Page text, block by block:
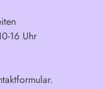
16 Uhr
.